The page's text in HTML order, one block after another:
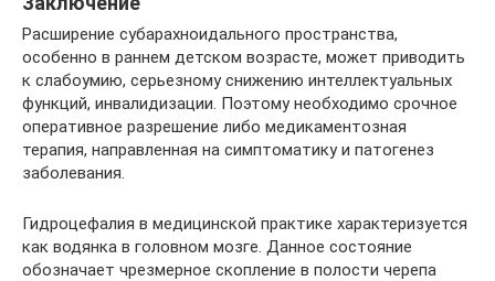
Расширение субарахноидального пространства,
особенно в раннем детском возрасте, может приводить
к слабоумию, серьезному снижению интеллектуальных
функций, инвалидизации. Поэтому необходимо срочное
оперативное разрешение либо медикаментозная
терапия, направленная на симптоматику и патогенез
заболевания.
Гидроцефалия в медицинской практике характеризуется
как водянка в головном мозге. Данное состояние
обозначает чрезмерное скопление в полости черепа